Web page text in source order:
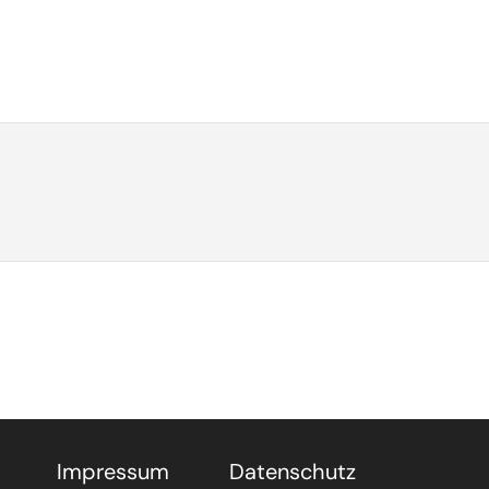
Impressum Datenschutz